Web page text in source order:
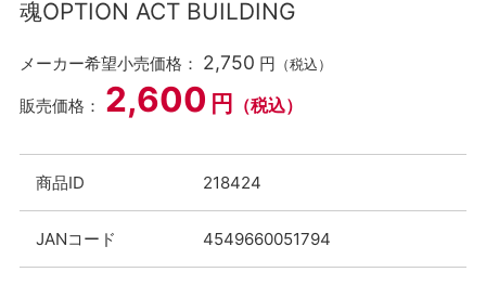
魂OPTION ACT BUILDING
メーカー希望小売価格： 2,750 円 （税込）
販売価格： 2,600 円 （税込）
商品ID 218424
JANコード 4549660051794